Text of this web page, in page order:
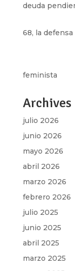
deuda
68, la
feminista
Archives
julio 2026
junio 2026
mayo 2026
abril 2026
marzo 2026
febrero 2026
julio 2025
junio 2025
abril 2025
marzo 2025